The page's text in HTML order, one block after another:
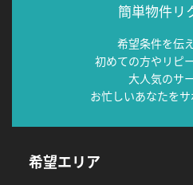
簡単物件リ
希望条件を伝
初めての方やリピ
大人気のサ
お忙しいあなたをサ
希望エリア